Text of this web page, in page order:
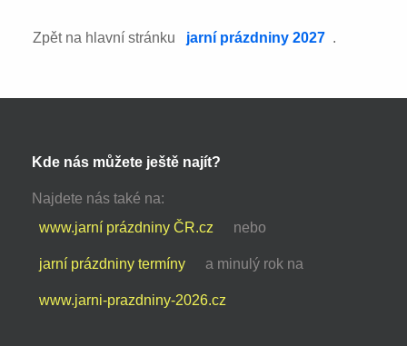
Zpět na hlavní stránku jarní prázdniny 2027 .
Kde nás můžete ještě najít?
Najdete nás také na:
www.jarní prázdniny ČR.cz
nebo
jarní prázdniny termíny a minulý rok na
www.jarni-prazdniny-2026.cz